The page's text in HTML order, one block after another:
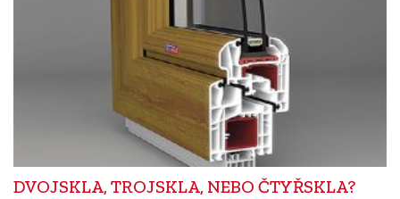
DVOJSKLA, TROJSKLA, NEBO ČTYŘSKLA?